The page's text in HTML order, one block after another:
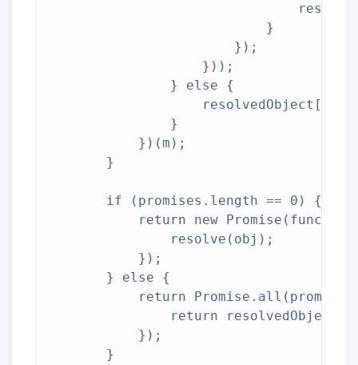
                            }
                        });
                    }));
                } else {
resolvedObject[m] =
                }
            })(m);
        }
        if (promises.length == 0) {
return new
                resolve(obj);
            });
        } else {
return
                return resolvedObject;
            });
        }